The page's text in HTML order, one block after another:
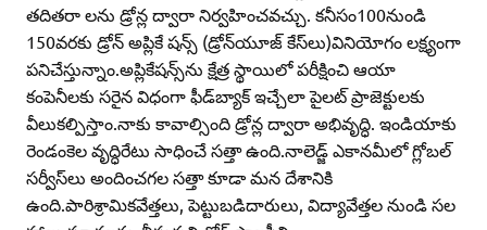
తదితరా లను డ్రోన్ల ద్వారా నిర్వహించవచ్చు. కనీసం100నుండి
150వరకు డ్రోన్‌ అప్లికే షన్స్‌ (డ్రోన్‌యూజ్‌ కేస్‌లు)వినియోగం లక్ష్యంగా
పనిచేస్తున్నాం.అప్లికేషన్స్‌ను క్షేత్ర స్థాయిలో పరీక్షించి ఆయా
కంపెనీలకు సరైన విధంగా ఫీడ్‌బ్యాక్‌ ఇచ్చేలా పైలట్‌ ప్రాజెక్టులకు
వీలుకల్పిస్తాం.నాకు కావాల్సింది డ్రోన్ల ద్వారా అభివృద్ధి. ఇండియాకు
రెండంకెల వృద్ధిరేటు సాధించే సత్తా ఉంది.నాలెడ్జ్‌ ఎకానమీలో గ్లోబల్‌
సర్వీస్‌లు అందించగల సత్తా కూడా మన దేశానికి
ఉంది.పారిశ్రామికవేత్తలు, పెట్టుబడిదారులు, విద్యావేత్తల నుండి సల